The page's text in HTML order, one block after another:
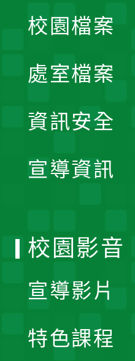
校園檔案
處室檔案
資訊安全
宣導資訊
校園影音
宣導影片
特色課程